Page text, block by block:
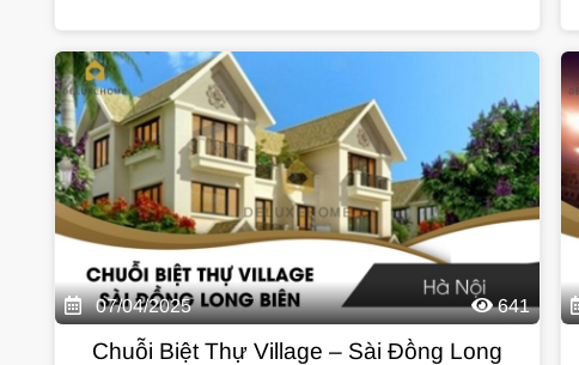
07/04/2025 641
Chuỗi Biệt Thự Village – Sài Đồng Long